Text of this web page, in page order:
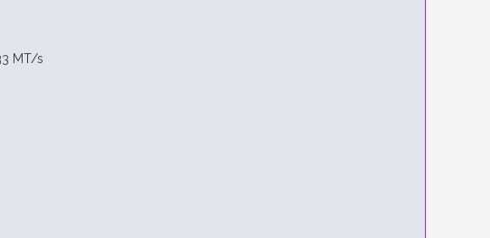
MT/s